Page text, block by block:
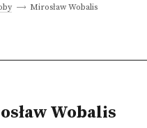
Mirosław Wobalis
Wobalis